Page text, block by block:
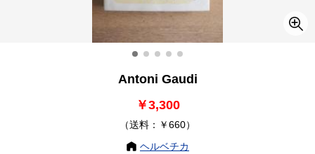
Antoni Gaudi
￥3,300
（送料：￥660）
ヘルベチカ